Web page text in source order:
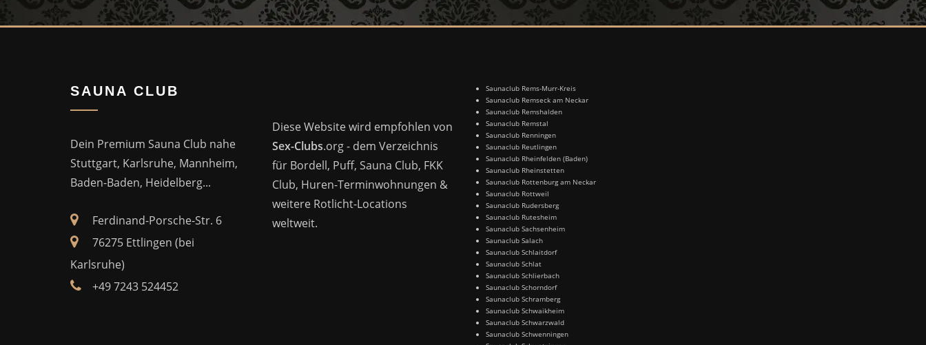
SAUNA CLUB
Dein Premium Sauna Club nahe
Stuttgart, Karlsruhe, Mannheim,
Baden-Baden, Heidelberg...
Ferdinand-Porsche-Str. 6
76275 Ettlingen (bei
Karlsruhe)
+49 7243 524452
Diese Website wird empfohlen von
Sex-Clubs.org - dem Verzeichnis
für Bordell, Puff, Sauna Club, FKK
Club, Huren-Terminwohnungen &
weitere Rotlicht-Locations
weltweit.
Saunaclub Rems-Murr-Kreis
Saunaclub Remseck am Neckar
Saunaclub Remshalden
Saunaclub Remstal
Saunaclub Renningen
Saunaclub Reutlingen
Saunaclub Rheinfelden (Baden)
Saunaclub Rheinstetten
Saunaclub Rottenburg am Neckar
Saunaclub Rottweil
Saunaclub Rudersberg
Saunaclub Rutesheim
Saunaclub Sachsenheim
Saunaclub Salach
Saunaclub Schlaitdorf
Saunaclub Schlat
Saunaclub Schlierbach
Saunaclub Schorndorf
Saunaclub Schramberg
Saunaclub Schwaikheim
Saunaclub Schwarzwald
Saunaclub Schwenningen